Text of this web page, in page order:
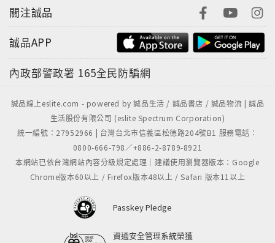
NO.1的女子團體。曾經發行過「女生宿舍」、「青春株
式會社」、「美麗新世界」、「Together」、
「Super Star」、「奇幻旅程」、「Encore」、「不
想長大」等多張專輯，主演過「薔薇之戀」、「真命天
女」等多部偶像劇，著有《跟我一起去旅行》（台視文
春」－－So Young！寫真書》（皇冠）。
■本書目錄
前進！賽琳娜的串珠世界
Chapter 1：甜死人不償命，粉紅系殺手！
Chapter 3：規律不寂寞，內心繽紛的粉領族！
Chapter 4：華麗搖滾，女性惡勢力！
Chapter 5：上流社會必備，準貴婦注意看！
關注誠品
誠品APP
內政部警政署 165全民防騙網
誠品線上eslite.com - powered by 誠品生活 / 誠品書店 / 誠品物流 | 誠品
生活股份有限公司 (eslite Spectrum Corporation)
統一編號：27952966 | 台灣台北市信義區松德路204號B1 服務電話：
0800-666-798／+886-2-8789-8921
本網站已依台灣網站內容分級規定處理｜建議使用瀏覽器版本：Google
Chrome版本60以上 / Firefox版本48以上 / Safari 版本11以上
Passkey Pledge
資通安全管理系統榮獲